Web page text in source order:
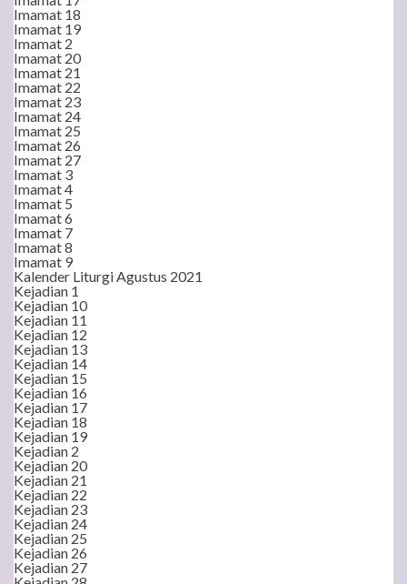
Imamat 18
Imamat 19
Imamat 2
Imamat 20
Imamat 21
Imamat 22
Imamat 23
Imamat 24
Imamat 25
Imamat 26
Imamat 27
Imamat 3
Imamat 4
Imamat 5
Imamat 6
Imamat 7
Imamat 8
Imamat 9
Kalender Liturgi Agustus 2021
Kejadian 1
Kejadian 10
Kejadian 11
Kejadian 12
Kejadian 13
Kejadian 14
Kejadian 15
Kejadian 16
Kejadian 17
Kejadian 18
Kejadian 19
Kejadian 2
Kejadian 20
Kejadian 21
Kejadian 22
Kejadian 23
Kejadian 24
Kejadian 25
Kejadian 26
Kejadian 27